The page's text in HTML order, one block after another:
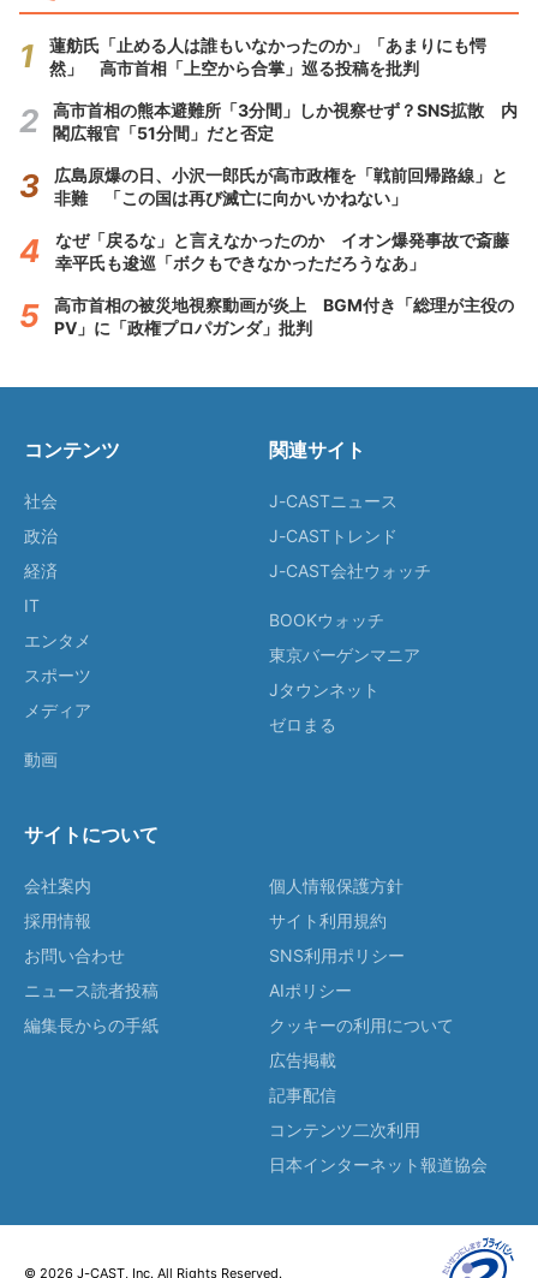
蓮舫氏「止める人は誰もいなかったのか」「あまりにも愕
然」 高市首相「上空から合掌」巡る投稿を批判
高市首相の熊本避難所「3分間」しか視察せず？SNS拡散 内
閣広報官「51分間」だと否定
広島原爆の日、小沢一郎氏が高市政権を「戦前回帰路線」と
非難 「この国は再び滅亡に向かいかねない」
なぜ「戻るな」と言えなかったのか イオン爆発事故で斎藤
幸平氏も逡巡「ボクもできなかっただろうなあ」
高市首相の被災地視察動画が炎上 BGM付き「総理が主役の
PV」に「政権プロパガンダ」批判
コンテンツ
社会
政治
経済
IT
エンタメ
スポーツ
メディア
動画
関連サイト
J-CASTニュース
J-CASTトレンド
J-CAST会社ウォッチ
BOOKウォッチ
東京バーゲンマニア
Jタウンネット
ゼロまる
サイトについて
会社案内
採用情報
お問い合わせ
ニュース読者投稿
編集長からの手紙
個人情報保護方針
サイト利用規約
SNS利用ポリシー
AIポリシー
クッキーの利用について
広告掲載
記事配信
コンテンツ二次利用
日本インターネット報道協会
© 2026 J-CAST, Inc. All Rights Reserved.